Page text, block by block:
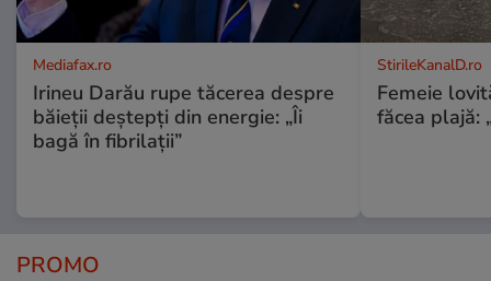
Mediafax.ro
Irineu Darău rupe tăcerea despre
băieții deștepți din energie: „Îi
bagă în fibrilații”
StirileKanalD.ro
Femeie
făcea plajă:
PROMO